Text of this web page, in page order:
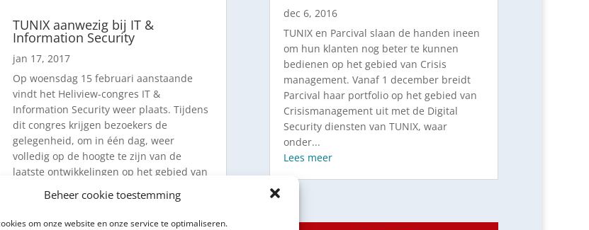
Beheer cookie toestemming
om onze website en onze service te optimaliseren.
TUNIX aanwezig bij IT &
Information Security
jan 17, 2017
Op woensdag 15 februari aanstaande
vindt het Heliview-congres IT &
Information Security weer plaats. Tijdens
dit congres krijgen bezoekers de
gelegenheid, om in één dag, weer
volledig op de hoogte te zijn van de
laatste ontwikkelingen op het gebied van
Lees meer
dec 6, 2016
TUNIX en Parcival slaan de handen ineen
om hun klanten nog beter te kunnen
bedienen op het gebied van Crisis
management. Vanaf 1 december breidt
Parcival haar portfolio op het gebied van
Crisismanagement uit met de Digital
Security diensten van TUNIX, waar
onder...
Lees meer